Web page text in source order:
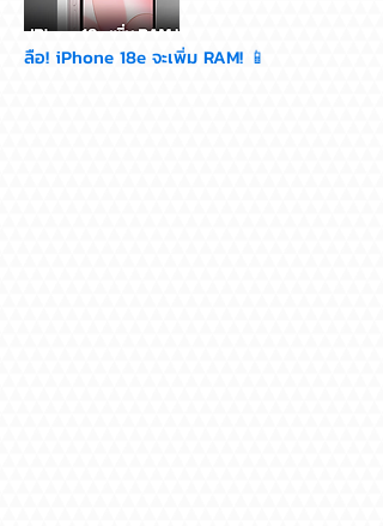
ลือ! iPhone 18e จะเพิ่ม RAM! 📱